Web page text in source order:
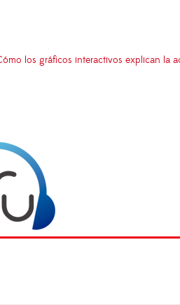
los gráficos interactivos explican la